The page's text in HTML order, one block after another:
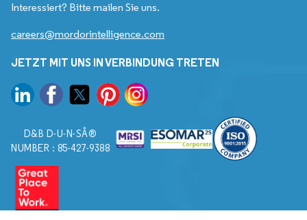
Interessiert? Bitte mailen Sie uns.
careers@mordorintelligence.com
JETZT MIT UNS IN VERBINDUNG TRETEN
D&B D-U-N-SÂ®
NUMBER : 85-427-9388